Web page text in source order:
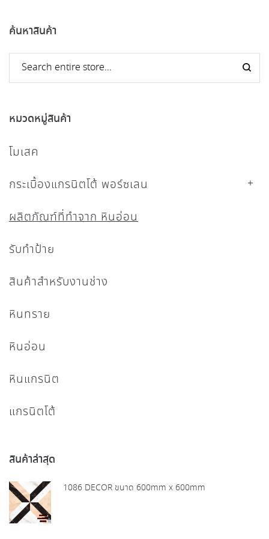
ค้นหาสินค้า
หมวดหมู่สินค้า
โมเสค
กระเบื้องแกรนิตโต้ พอร์ซเลน
ผลิตภัณฑ์ที่ทำจาก หินอ่อน
รับทำป้าย
สินค้าสำหรับงานช่าง
หินทราย
หินอ่อน
หินแกรนิต
แกรนิตโต้
สินค้าล่าสุด
1086 DECOR ขนาด 600mm x 600mm